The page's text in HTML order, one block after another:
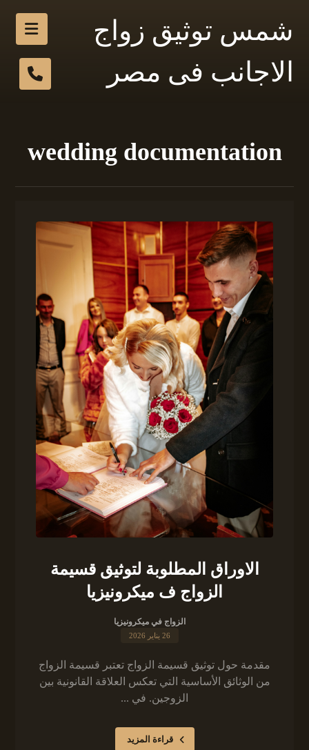
شمس توثيق زواج
الاجانب فى مصر
wedding documentation
الاوراق المطلوبة لتوثيق قسيمة
الزواج ف ميكرونيزيا
الزواج في ميكرونيزيا
26 يناير 2026
مقدمة حول توثيق قسيمة الزواج تعتبر قسيمة الزواج
من الوثائق الأساسية التي تعكس العلاقة القانونية بين
الزوجين. في ...
قراءة المزيد